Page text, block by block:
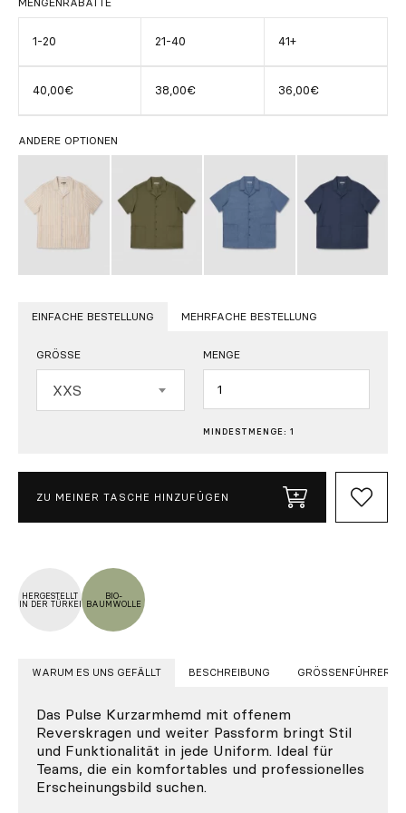
1-20 21-40 41+
40,00€ 38,00€ 36,00€
ANDERE OPTIONEN
EINFACHE BESTELLUNG MEHRFACHE BESTELLUNG
GRÖSSE
XXS
MENGE
MINDESTMENGE: 1
ZU MEINER TASCHE HINZUFÜGEN
HERGESTELLT
IN DER TÜRKEI
BIO-
BAUMWOLLE
WARUM ES UNS GEFÄLLT BESCHREIBUNG GRÖSSENFÜHRER
Das Pulse Kurzarmhemd mit offenem
Reverskragen und weiter Passform bringt Stil
und Funktionalität in jede Uniform. Ideal für
Teams, die ein komfortables und professionelles
Erscheinungsbild suchen.